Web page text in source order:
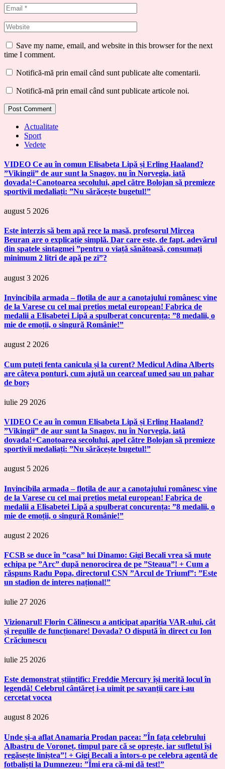
Save my name, email, and website in this browser for the next
time I comment.
Notifică-mă prin email când sunt publicate alte comentarii.
Notifică-mă prin email când sunt publicate articole noi.
Actualitate
Sport
Vedete
VIDEO Ce au în comun Elisabeta Lipă și Erling Haaland?
”Vikingii” de aur sunt la Snagov, nu în Norvegia, iată
dovada!+Canotoarea secolului, apel către Bolojan să premieze
sportivii medaliați: ”Nu sărăcește bugetul!”
august 5 2026
Este interzis să bem apă rece la masă, profesorul Mircea
Beuran are o explicație simplă. Dar care este, de fapt, adevărul
din spatele sintagmei ”pentru o viață sănătoasă, consumați
minimum 2 litri de apă pe zi”?
august 3 2026
Invincibila armada – flotila de aur a canotajului românesc vine
de la Varese cu cel mai prețios metal european! Fabrica de
medalii a Elisabetei Lipă a spulberat concurența: ”8 medalii, o
mie de emoții, o singură Românie!”
august 2 2026
Cum puteți fenta canicula și la curent? Medicul Adina Alberts
are câteva ponturi, cum ajută un cearceaf umed sau un pahar
de borș
iulie 29 2026
VIDEO Ce au în comun Elisabeta Lipă și Erling Haaland?
”Vikingii” de aur sunt la Snagov, nu în Norvegia, iată
dovada!+Canotoarea secolului, apel către Bolojan să premieze
sportivii medaliați: ”Nu sărăcește bugetul!”
august 5 2026
Invincibila armada – flotila de aur a canotajului românesc vine
de la Varese cu cel mai prețios metal european! Fabrica de
medalii a Elisabetei Lipă a spulberat concurența: ”8 medalii, o
mie de emoții, o singură Românie!”
august 2 2026
FCSB se duce în ”casa” lui Dinamo: Gigi Becali vrea să mute
echipa pe ”Arc” după nenorocirea de pe ”Steaua”! + Cum a
răspuns Radu Popa, directorul CSN ”Arcul de Triumf”: ”Este
un stadion de interes național!”
iulie 27 2026
Vizionarul! Florin Călinescu a anticipat apariția VAR-ului, cât
și regulile de funcționare! Dovada? O dispută în direct cu Ion
Crăciunescu
iulie 25 2026
Este demonstrat științific: Freddie Mercury își merită locul în
legendă! Celebrul cântăreț i-a uimit pe savanții care i-au
cercetat vocea
august 8 2026
Unde și-a aflat Anamaria Prodan pacea: ”În fața celebrului
Albastru de Voroneț, timpul pare că se oprește, iar sufletul își
regăsește liniștea”! + Gigi Becali a întors-o pe celebra agentă de
fotbaliști la Dumnezeu: ”Îmi era că-mi dă test!”